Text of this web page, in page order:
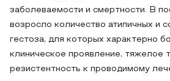
заболеваемости и смертности. В
возросло количество атипичных и
гестоза, для которых характерно
клиническое проявление, тяжелое
резистентность к проводимому